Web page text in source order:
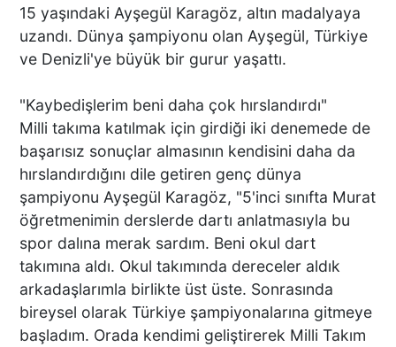
15 yaşındaki Ayşegül Karagöz, altın madalyaya
uzandı. Dünya şampiyonu olan Ayşegül, Türkiye
ve Denizli'ye büyük bir gurur yaşattı.
"Kaybedişlerim beni daha çok hırslandırdı"
Milli takıma katılmak için girdiği iki denemede de
başarısız sonuçlar almasının kendisini daha da
hırslandırdığını dile getiren genç dünya
şampiyonu Ayşegül Karagöz, "5'inci sınıfta Murat
öğretmenimin derslerde dartı anlatmasıyla bu
spor dalına merak sardım. Beni okul dart
takımına aldı. Okul takımında dereceler aldık
arkadaşlarımla birlikte üst üste. Sonrasında
bireysel olarak Türkiye şampiyonalarına gitmeye
başladım. Orada kendimi geliştirerek Milli Takım